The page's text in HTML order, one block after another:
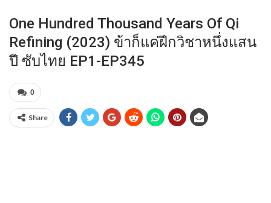
One Hundred Thousand Years Of Qi
Refining (2023) ข้าก็แค่ฝึกวิชาหนึ่งแสน
ปี ซับไทย EP1-EP345
0
Share